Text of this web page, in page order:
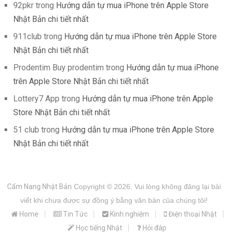
92pkrtrong Hướng dẫn tự mua iPhone trên Apple Store
Nhật Bản chi tiết nhất
911club trong Hướng dẫn tự mua iPhone trên Apple Store
Nhật Bản chi tiết nhất
Prodentim Buy prodentim trong Hướng dẫn tự mua iPhone
trên Apple Store Nhật Bản chi tiết nhất
Lottery7 App trong Hướng dẫn tự mua iPhone trên Apple
Store Nhật Bản chi tiết nhất
51 club trong Hướng dẫn tự mua iPhone trên Apple Store
Nhật Bản chi tiết nhất
Cẩm Nang Nhật Bản Copyright © 2026. Vui lòng không đăng lại bài
viết khi chưa được sự đồng ý bằng văn bản của chúng tôi!
Home
Tin Tức Kinh nghiệm
Điện thoại Nhật
Học tiếng Nhật
Hỏi đáp